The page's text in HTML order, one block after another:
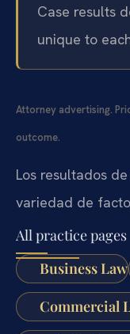
Case results
unique to
Attorney advertising.
outcome.
Los resultados
variedad de
All practice pages
Business Law
Commercial